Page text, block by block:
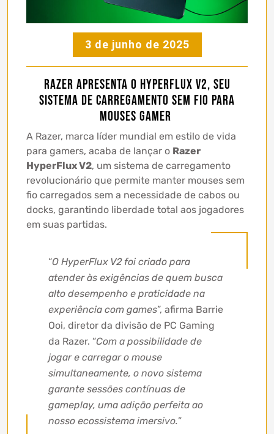
3 de junho de 2025
Razer apresenta o HyperFlux V2, seu
sistema de carregamento sem fio para
mouses gamer
A Razer, marca líder mundial em estilo de vida
para gamers, acaba de lançar o Razer
HyperFlux V2, um sistema de carregamento
revolucionário que permite manter mouses sem
fio carregados sem a necessidade de cabos ou
docks, garantindo liberdade total aos jogadores
em suas partidas.
“O HyperFlux V2 foi criado para
atender às exigências de quem busca
alto desempenho e praticidade na
experiência com games”, afirma Barrie
Ooi, diretor da divisão de PC Gaming
da Razer. “Com a possibilidade de
jogar e carregar o mouse
simultaneamente, o novo sistema
garante sessões contínuas de
gameplay, uma adição perfeita ao
nosso ecossistema imersivo.”